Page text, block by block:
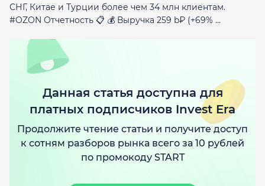
СНГ, Китае и Турции более чем 34 млн клиентам.
#OZON Отчетность 📋 💰 Выручка 259 b₽ (+69% ...
Данная статья доступна для
платных подписчиков Invest Era
Продолжите чтение статьи и получите доступ
к сотням разборов рынка всего за 10 рублей
по промокоду START